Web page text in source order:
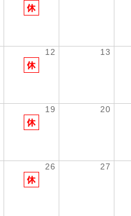
12 13
19 20
26 27